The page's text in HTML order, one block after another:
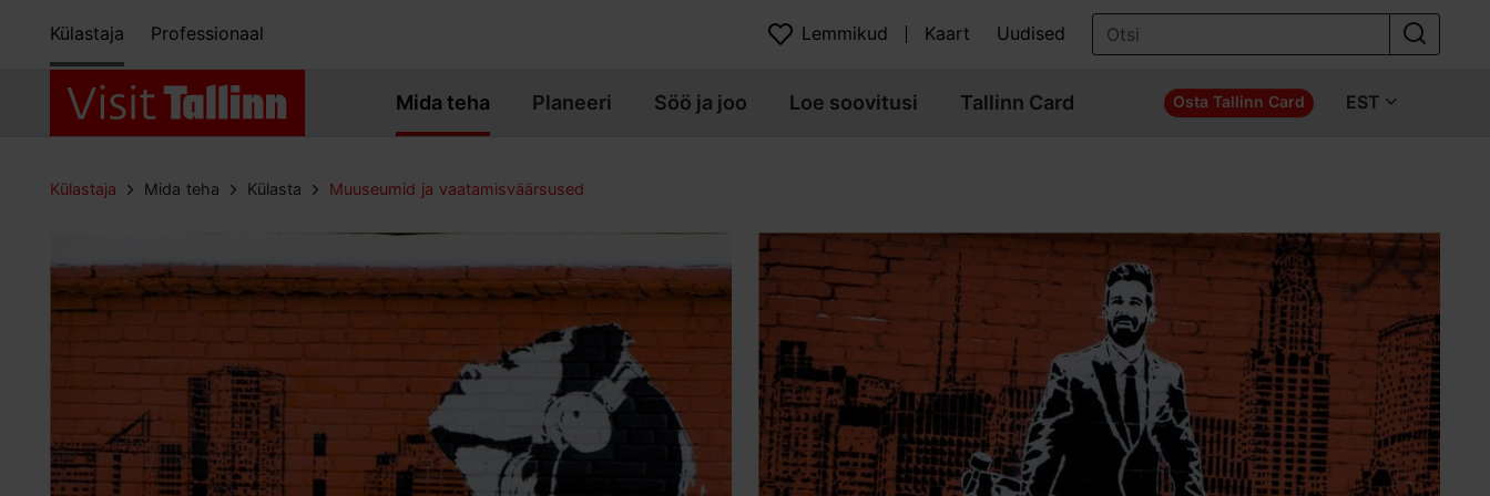
Külastaja Professionaal Lemmikud Kaart Uudised
Mida teha Planeeri Söö ja joo Loe soovitusi Tallinn Card Osta Tallinn Card EST
Külastaja Mida teha Külasta Muuseumid ja vaatamisväärsused